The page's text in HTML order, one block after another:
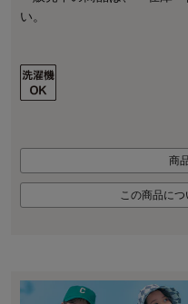
い。
商
この商品に